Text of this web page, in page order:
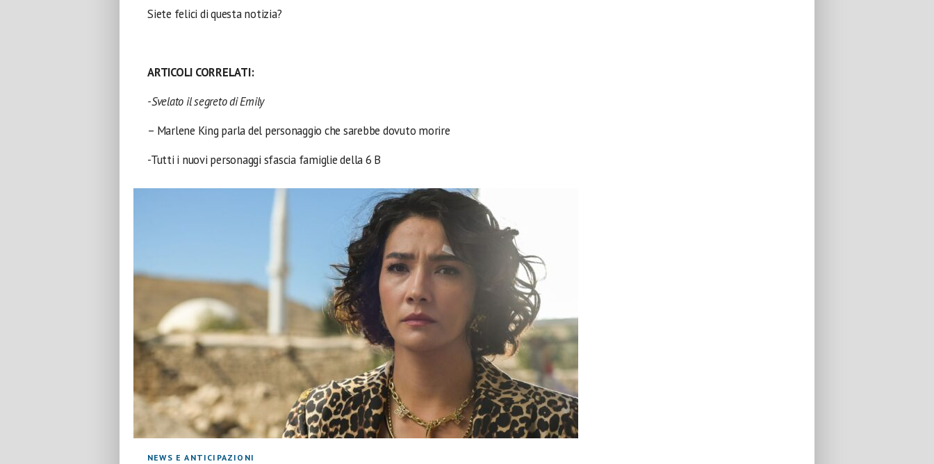
Siete felici di questa notizia?
ARTICOLI CORRELATI:
-Svelato il segreto di Emily
– Marlene King parla del personaggio che sarebbe dovuto morire
-Tutti i nuovi personaggi sfascia famiglie della 6 B
NEWS E ANTICIPAZIONI